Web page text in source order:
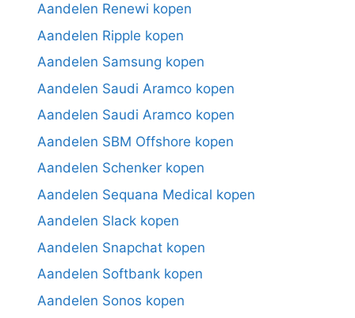
Aandelen Renewi kopen
Aandelen Ripple kopen
Aandelen Samsung kopen
Aandelen Saudi Aramco kopen
Aandelen Saudi Aramco kopen
Aandelen SBM Offshore kopen
Aandelen Schenker kopen
Aandelen Sequana Medical kopen
Aandelen Slack kopen
Aandelen Snapchat kopen
Aandelen Softbank kopen
Aandelen Sonos kopen